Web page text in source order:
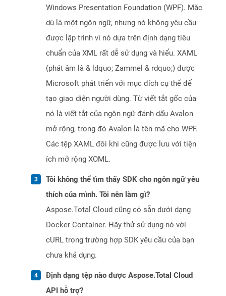
Windows Presentation Foundation (WPF). Mặc
dù là một ngôn ngữ, nhưng nó không yêu cầu
được lập trình vì nó dựa trên định dạng tiêu
chuẩn của XML rất dễ sử dụng và hiểu. XAML
(phát âm là & ldquo; Zammel & rdquo;) được
Microsoft phát triển với mục đích cụ thể để
tạo giao diện người dùng. Từ viết tắt gốc của
nó là viết tắt của ngôn ngữ đánh dấu Avalon
mở rộng, trong đó Avalon là tên mã cho WPF.
Các tệp XAML đôi khi cũng được lưu với tiện
ích mở rộng XOML.
Tôi không thể tìm thấy SDK cho ngôn ngữ yêu
thích của mình. Tôi nên làm gì?
Aspose.Total Cloud cũng có sẵn dưới dạng
Docker Container. Hãy thử sử dụng nó với
cURL trong trường hợp SDK yêu cầu của bạn
chưa khả dụng.
Định dạng tệp nào được Aspose.Total Cloud
API hỗ trợ?